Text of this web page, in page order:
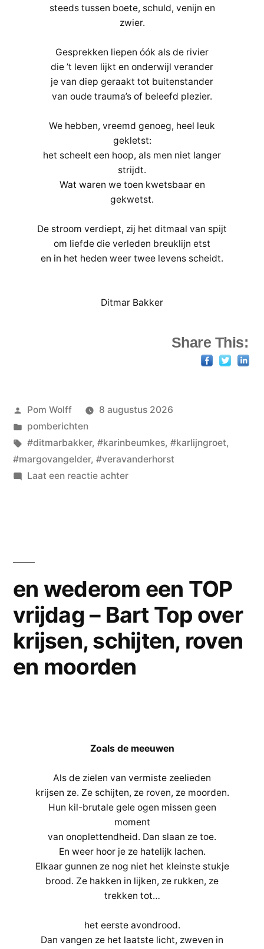
steeds tussen boete, schuld, venijn en
zwier.
Gesprekken liepen óók als de rivier
die ’t leven lijkt en onderwijl verander
je van diep geraakt tot buitenstander
van oude trauma’s of beleefd plezier.
We hebben, vreemd genoeg, heel leuk
gekletst:
het scheelt een hoop, als men niet langer
strijdt.
Wat waren we toen kwetsbaar en
gekwetst.
De stroom verdiept, zij het ditmaal van spijt
om liefde die verleden breuklijn etst
en in het heden weer twee levens scheidt.
Ditmar Bakker
Share This:
Geplaatst
door
Pom Wolff
8 augustus 2026
Geplaatst
in
pomberichten
Tags:
#ditmarbakker, #karinbeumkes, #karlijngroet,
#margovangelder, #veravanderhorst
Laat een reactie achterop
en
Ditmar
Bakker
en wederom een TOP
vrijdag – Bart Top over
krijsen, schijten, roven
en moorden
Zoals de meeuwen
Als de zielen van vermiste zeelieden
krijsen ze. Ze schijten, ze roven, ze moorden.
Hun kil-brutale gele ogen missen geen
moment
van onoplettendheid. Dan slaan ze toe.
En weer hoor je ze hatelijk lachen.
Elkaar gunnen ze nog niet het kleinste stukje
brood. Ze hakken in lijken, ze rukken, ze
trekken tot…
het eerste avondrood.
Dan vangen ze het laatste licht, zweven in